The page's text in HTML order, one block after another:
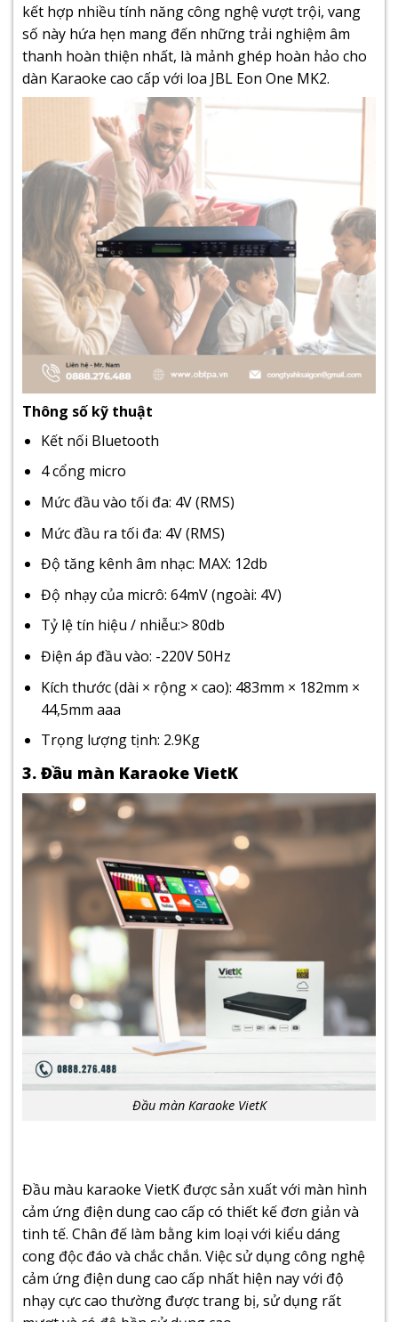
kết hợp nhiều tính năng công nghệ vượt trội, vang
số này hứa hẹn mang đến những trải nghiệm âm
thanh hoàn thiện nhất, là mảnh ghép hoàn hảo cho
dàn Karaoke cao cấp với loa JBL Eon One MK2.
Thông số kỹ thuật
Kết nối Bluetooth
4 cổng micro
Mức đầu vào tối đa: 4V (RMS)
Mức đầu ra tối đa: 4V (RMS)
Độ tăng kênh âm nhạc: MAX: 12db
Độ nhạy của micrô: 64mV (ngoài: 4V)
Tỷ lệ tín hiệu / nhiễu:> 80db
Điện áp đầu vào: -220V 50Hz
Kích thước (dài × rộng × cao): 483mm × 182mm ×
44,5mm aaa
Trọng lượng tịnh: 2.9Kg
3. Đầu màn Karaoke VietK
Đầu màn Karaoke VietK
Đầu màu karaoke VietK được sản xuất với màn hình
cảm ứng điện dung cao cấp có thiết kế đơn giản và
tinh tế. Chân đế làm bằng kim loại với kiểu dáng
cong độc đáo và chắc chắn. Việc sử dụng công nghệ
cảm ứng điện dung cao cấp nhất hiện nay với độ
nhạy cực cao thường được trang bị, sử dụng rất